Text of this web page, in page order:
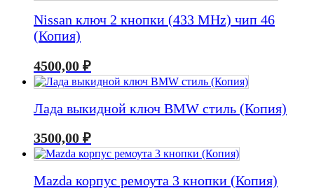
Nissan ключ 2 кнопки (433 MHz) чип 46
(Копия)
4500,00 ₽
Лада выкидной ключ BMW стиль (Копия)
3500,00 ₽
Mazda корпус ремоута 3 кнопки (Копия)